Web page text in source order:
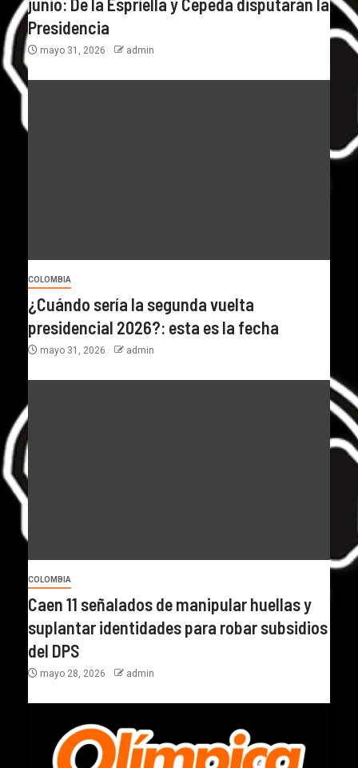
Presidencia
mayo 31, 2026 admin
COLOMBIA
¿Cuándo sería la segunda vuelta
presidencial 2026?: esta es la fecha
mayo 31, 2026 admin
COLOMBIA
Caen 11 señalados de manipular huellas y
suplantar identidades para robar subsidios
del DPS
mayo 28, 2026 admin